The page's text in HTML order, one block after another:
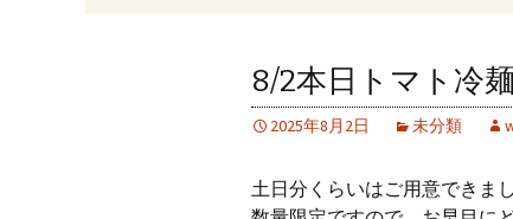
8/2本日トマト冷
2025年8月2日 未分類
土日分くらいはご用意できま